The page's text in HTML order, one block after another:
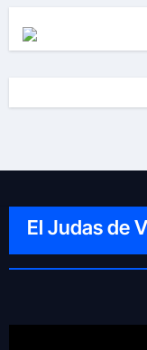
El Judas de